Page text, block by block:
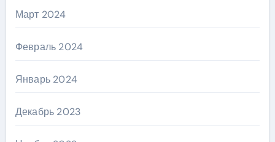
Март 2024
Февраль 2024
Январь 2024
Декабрь 2023